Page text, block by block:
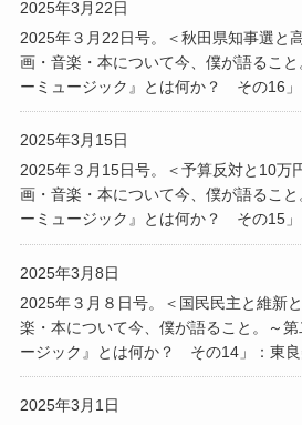
2025年3月22日
2025年３月22日号。＜秋田県知事選と
画・音楽・本について今、僕が語るこ
ーミュージック』とは何か？ その16」
2025年3月15日
2025年３月15日号。＜予算反対と10万
画・音楽・本について今、僕が語るこ
ーミュージック』とは何か？ その15」
2025年3月8日
2025年３月８日号。＜国民民主と維新
楽・本について今、僕が語ること。～
ージック』とは何か？ その14」：東良
2025年3月1日